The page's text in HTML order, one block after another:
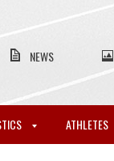
NEWS
ATHLETES